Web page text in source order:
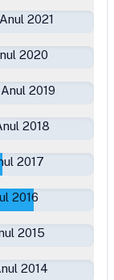
Anul 2021
2020
Anul 2019
2018
2017
2016
2015
2014